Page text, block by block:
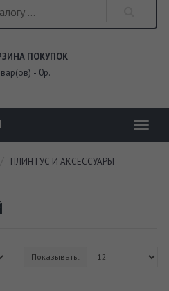
ПОКУПОК
- 0р.
ПЛИНТУС И АКСЕССУАРЫ
Показывать: